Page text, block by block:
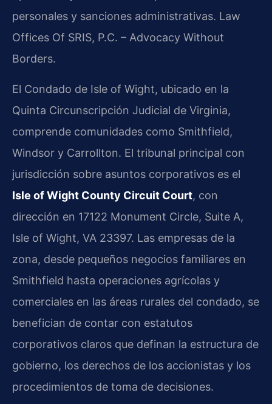
personales y sanciones administrativas. Law
Offices Of SRIS, P.C. – Advocacy Without
Borders.
El Condado de Isle of Wight, ubicado en la
Quinta Circunscripción Judicial de Virginia,
comprende comunidades como Smithfield,
Windsor y Carrollton. El tribunal principal con
jurisdicción sobre asuntos corporativos es el
Isle of Wight County Circuit Court, con
dirección en 17122 Monument Circle, Suite A,
Isle of Wight, VA 23397. Las empresas de la
zona, desde pequeños negocios familiares en
Smithfield hasta operaciones agrícolas y
comerciales en las áreas rurales del condado, se
benefician de contar con estatutos
corporativos claros que definan la estructura de
gobierno, los derechos de los accionistas y los
procedimientos de toma de decisiones.